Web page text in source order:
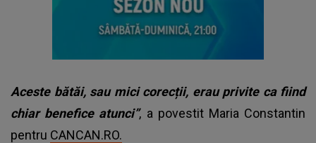
Aceste bătăi, sau mici corecții, erau privite ca fiind
chiar benefice atunci”, a povestit Maria Constantin
pentru CANCAN.RO.